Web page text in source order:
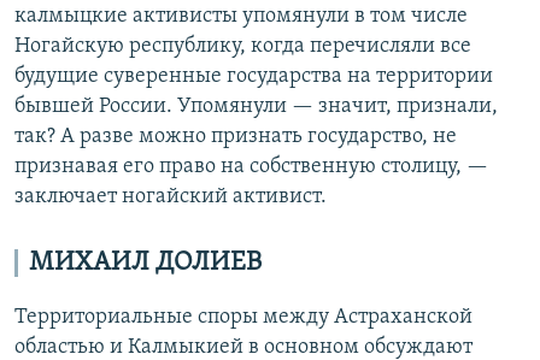
калмыцкие активисты упомянули в том числе
Ногайскую республику, когда перечисляли все
будущие суверенные государства на территории
бывшей России. Упомянули — значит, признали,
так? А разве можно признать государство, не
признавая его право на собственную столицу, —
заключает ногайский активист.
МИХАИЛ ДОЛИЕВ
Территориальные споры между Астраханской
областью и Калмыкией в основном обсуждают